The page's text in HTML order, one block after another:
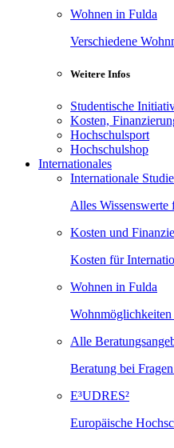
Wohnen in Fulda
Verschiedene
Weitere Infos
Studentische
Kosten,
Hochschulsport
Hochschulshop
Internationales
Internationale
Alles Wissenswerte
Kosten und
Kosten für
Wohnen in Fulda
Alle
Beratung bei
E³UDRES²
Europäische